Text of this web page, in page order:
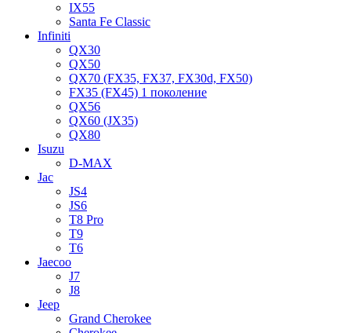
IX55
Santa Fe Classic
Infiniti
QX30
QX50
QX70 (FX35, FX37, FX30d, FX50)
FX35 (FX45) 1 поколение
QX56
QX60 (JX35)
QX80
Isuzu
D-MAX
Jac
JS4
JS6
T8 Pro
T9
T6
Jaecoo
J7
J8
Jeep
Grand Cherokee